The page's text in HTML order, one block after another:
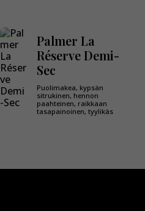
Palmer La
Réserve Demi-
Sec
Puolimakea, kypsän
sitrukinen, hennon
paahteinen, raikkaan
tasapainoinen, tyylikäs